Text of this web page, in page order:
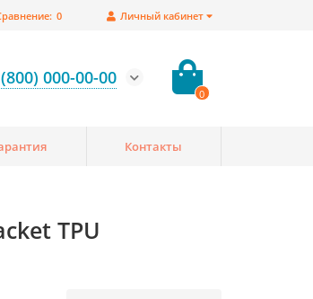
Личный кабинет
0
000-00-00
0
Контакты
TPU